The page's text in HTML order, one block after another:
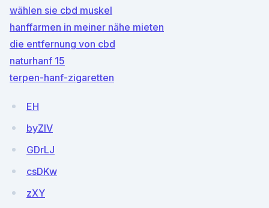
wählen sie cbd muskel
hanffarmen in meiner nähe mieten
die entfernung von cbd
naturhanf 15
terpen-hanf-zigaretten
EH
byZIV
GDrLJ
csDKw
zXY